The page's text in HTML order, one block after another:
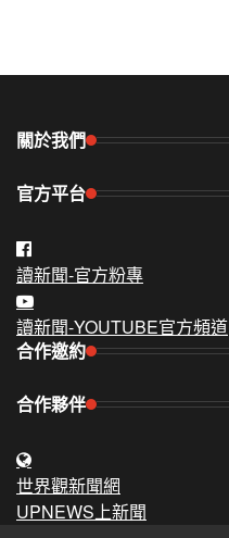
關於我們
官方平台
讀新聞-官方粉專
讀新聞-YOUTUBE官方頻道
合作邀約
合作夥伴
世界觀新聞網
UPNEWS上新聞